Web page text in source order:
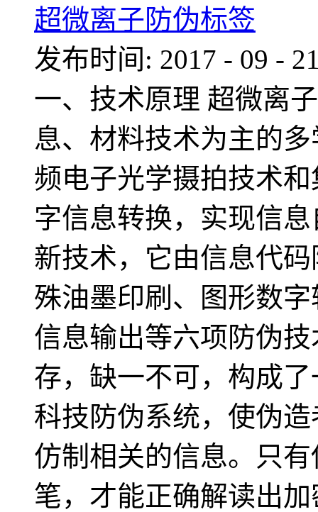
超微离子防伪标签
发布时间: 2017 - 09 -
一、技术原理 超微离
息、材料技术为主的
频电子光学摄拍技术
字信息转换，实现信
新技术，它由信息代
殊油墨印刷、图形数
信息输出等六项防伪
存，缺一不可，构成
科技防伪系统，使伪
仿制相关的信息。只
笔，才能正确解读出